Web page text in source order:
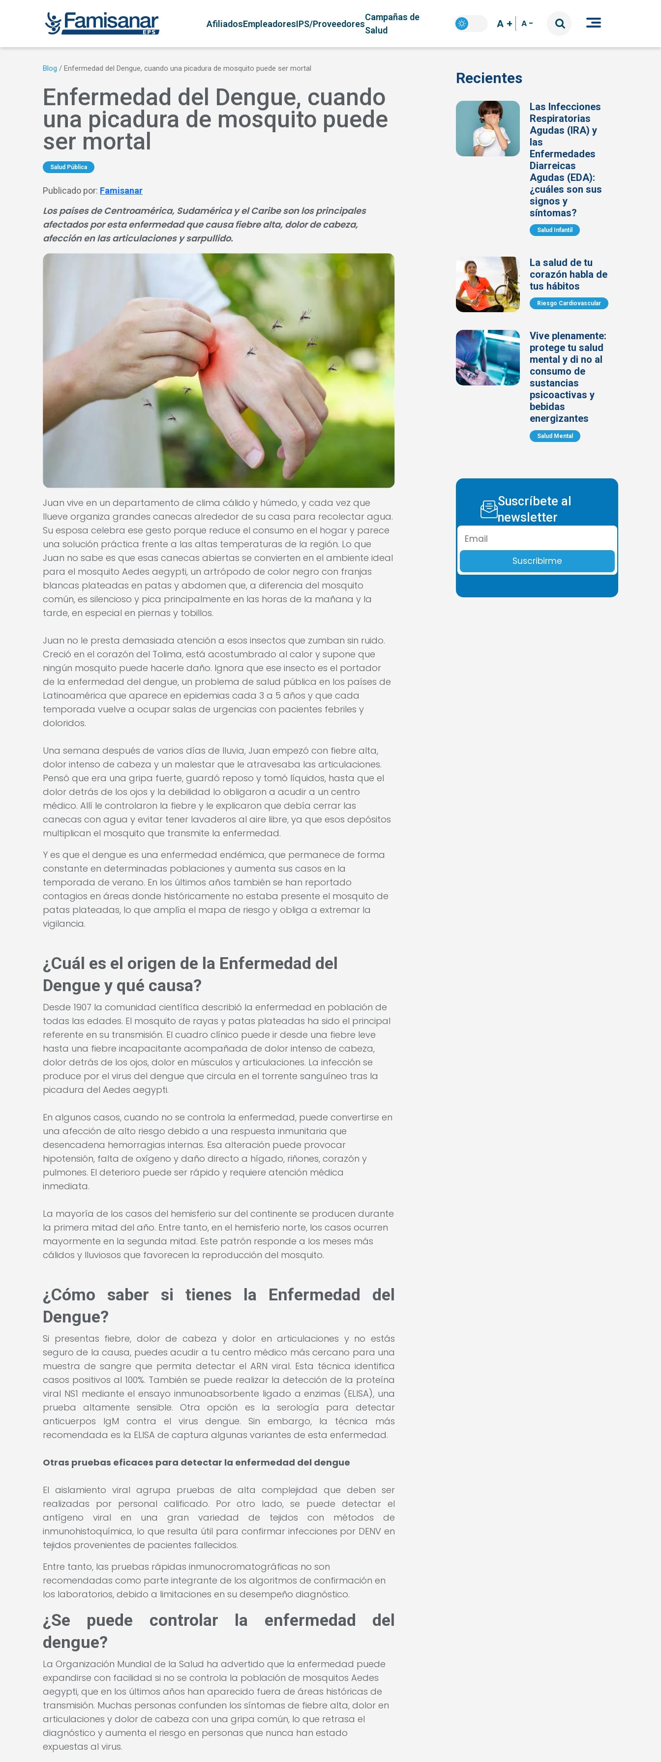
Navegación principal
AfiliadosEmpleadoresIPS/Proveedores
Campañas de
Salud
A + A -
Blog / Enfermedad del Dengue, cuando una picadura de mosquito puede ser mortal
Enfermedad del Dengue, cuando
una picadura de mosquito puede
ser mortal
Salud Pública
Publicado por: Famisanar
Los países de Centroamérica, Sudamérica y el Caribe son los principales
afectados por esta enfermedad que causa fiebre alta, dolor de cabeza,
afección en las articulaciones y sarpullido.
Juan vive en un departamento de clima cálido y húmedo, y cada vez que
llueve organiza grandes canecas alrededor de su casa para recolectar agua.
Su esposa celebra ese gesto porque reduce el consumo en el hogar y parece
una solución práctica frente a las altas temperaturas de la región. Lo que
Juan no sabe es que esas canecas abiertas se convierten en el ambiente ideal
para el mosquito Aedes aegypti, un artrópodo de color negro con franjas
blancas plateadas en patas y abdomen que, a diferencia del mosquito
común, es silencioso y pica principalmente en las horas de la mañana y la
tarde, en especial en piernas y tobillos.
Juan no le presta demasiada atención a esos insectos que zumban sin ruido.
Creció en el corazón del Tolima, está acostumbrado al calor y supone que
ningún mosquito puede hacerle daño. Ignora que ese insecto es el portador
de la enfermedad del dengue, un problema de salud pública en los países de
Latinoamérica que aparece en epidemias cada 3 a 5 años y que cada
temporada vuelve a ocupar salas de urgencias con pacientes febriles y
doloridos.
Una semana después de varios días de lluvia, Juan empezó con fiebre alta,
dolor intenso de cabeza y un malestar que le atravesaba las articulaciones.
Pensó que era una gripa fuerte, guardó reposo y tomó líquidos, hasta que el
dolor detrás de los ojos y la debilidad lo obligaron a acudir a un centro
médico. Allí le controlaron la fiebre y le explicaron que debía cerrar las
canecas con agua y evitar tener lavaderos al aire libre, ya que esos depósitos
multiplican el mosquito que transmite la enfermedad.
Y es que el dengue es una enfermedad endémica, que permanece de forma
constante en determinadas poblaciones y aumenta sus casos en la
temporada de verano. En los últimos años también se han reportado
contagios en áreas donde históricamente no estaba presente el mosquito de
patas plateadas, lo que amplía el mapa de riesgo y obliga a extremar la
vigilancia.
¿Cuál es el origen de la Enfermedad del
Dengue y qué causa?
Desde 1907 la comunidad científica describió la enfermedad en población de
todas las edades. El mosquito de rayas y patas plateadas ha sido el principal
referente en su transmisión. El cuadro clínico puede ir desde una fiebre leve
hasta una fiebre incapacitante acompañada de dolor intenso de cabeza,
dolor detrás de los ojos, dolor en músculos y articulaciones. La infección se
produce por el virus del dengue que circula en el torrente sanguíneo tras la
picadura del Aedes aegypti.
En algunos casos, cuando no se controla la enfermedad, puede convertirse en
una afección de alto riesgo debido a una respuesta inmunitaria que
desencadena hemorragias internas. Esa alteración puede provocar
hipotensión, falta de oxígeno y daño directo a hígado, riñones, corazón y
pulmones. El deterioro puede ser rápido y requiere atención médica
inmediata.
La mayoría de los casos del hemisferio sur del continente se producen durante
la primera mitad del año. Entre tanto, en el hemisferio norte, los casos ocurren
mayormente en la segunda mitad. Este patrón responde a los meses más
cálidos y lluviosos que favorecen la reproducción del mosquito.
¿Cómo saber si tienes la Enfermedad del
Dengue?
Si presentas fiebre, dolor de cabeza y dolor en articulaciones y no estás
seguro de la causa, puedes acudir a tu centro médico más cercano para una
muestra de sangre que permita detectar el ARN viral. Esta técnica identifica
casos positivos al 100%. También se puede realizar la detección de la proteína
viral NS1 mediante el ensayo inmunoabsorbente ligado a enzimas (ELISA), una
prueba altamente sensible. Otra opción es la serología para detectar
anticuerpos IgM contra el virus dengue. Sin embargo, la técnica más
recomendada es la ELISA de captura algunas variantes de esta enfermedad.
Otras pruebas eficaces para detectar la enfermedad del dengue
El aislamiento viral agrupa pruebas de alta complejidad que deben ser
realizadas por personal calificado. Por otro lado, se puede detectar el
antígeno viral en una gran variedad de tejidos con métodos de
inmunohistoquímica, lo que resulta útil para confirmar infecciones por DENV en
tejidos provenientes de pacientes fallecidos.
Entre tanto, las pruebas rápidas inmunocromatográficas no son
recomendadas como parte integrante de los algoritmos de confirmación en
los laboratorios, debido a limitaciones en su desempeño diagnóstico.
¿Se puede controlar la enfermedad del
dengue?
La Organización Mundial de la Salud ha advertido que la enfermedad puede
expandirse con facilidad si no se controla la población de mosquitos Aedes
aegypti, que en los últimos años han aparecido fuera de áreas históricas de
transmisión. Muchas personas confunden los síntomas de fiebre alta, dolor en
articulaciones y dolor de cabeza con una gripa común, lo que retrasa el
diagnóstico y aumenta el riesgo en personas que nunca han estado
expuestas al virus.
Recientes
Las Infecciones
Respiratorias
Agudas (IRA) y
las
Enfermedades
Diarreicas
Agudas (EDA):
¿cuáles son sus
signos y
síntomas?
Salud Infantil
La salud de tu
corazón habla de
tus hábitos
Riesgo Cardiovascular
Vive plenamente:
protege tu salud
mental y di no al
consumo de
sustancias
psicoactivas y
bebidas
energizantes
Salud Mental
Suscríbete al
newsletter